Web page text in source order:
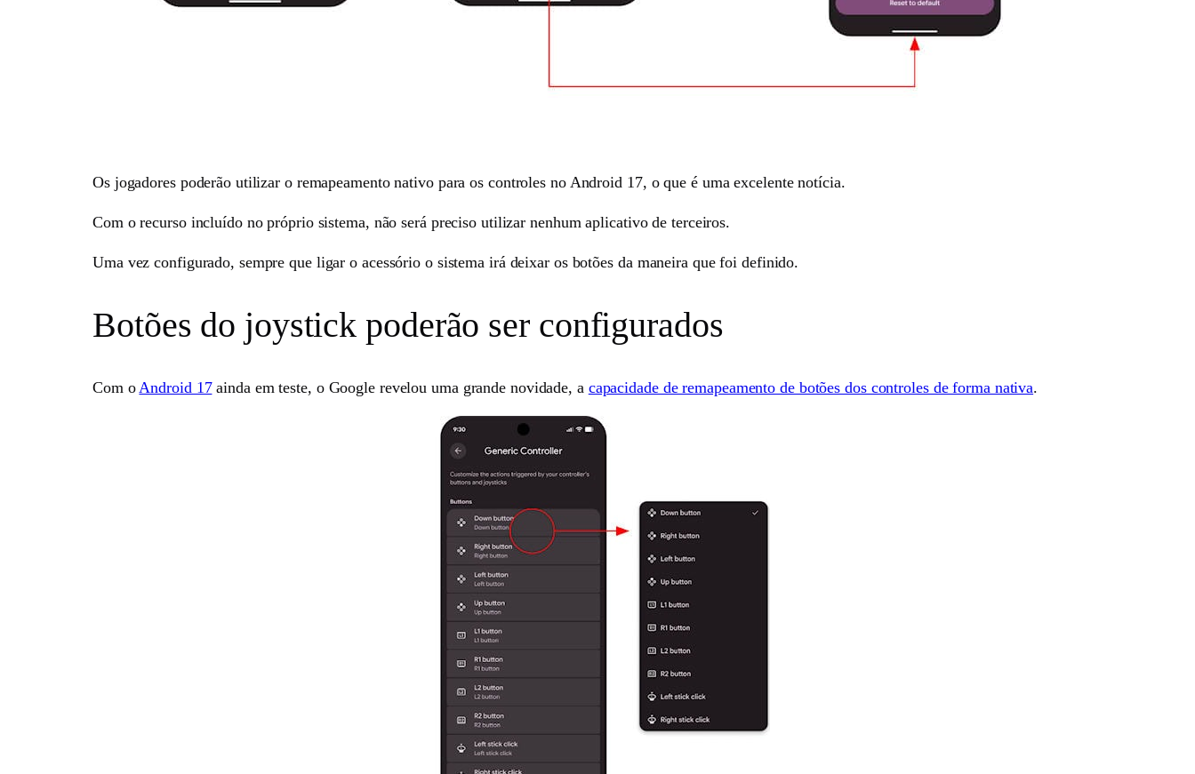
Os jogadores poderão utilizar o remapeamento nativo para os controles no Android 17, o que é uma excelente notícia.
Com o recurso incluído no próprio sistema, não será preciso utilizar nenhum aplicativo de terceiros.
Uma vez configurado, sempre que ligar o acessório o sistema irá deixar os botões da maneira que foi definido.
Botões do joystick poderão ser configurados
Com o Android 17ainda em teste, o Google revelou uma grande novidade, a capacidade de remapeamento de botões dos controles de forma nativa.